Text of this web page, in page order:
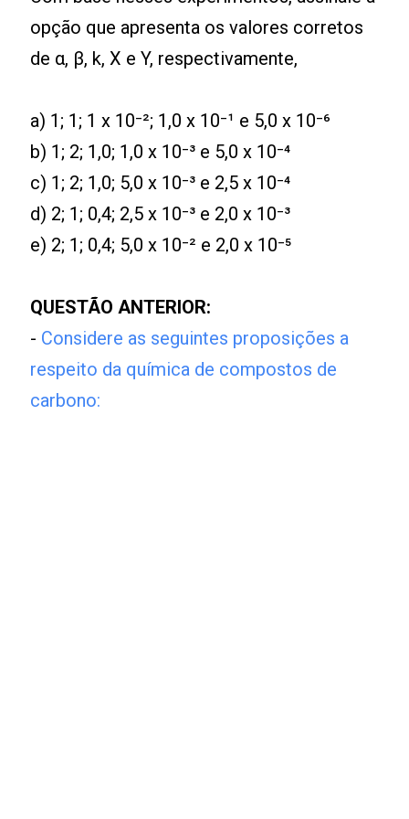
opção que apresenta os valores corretos
de α, β, k, X e Y, respectivamente,
a) 1; 1; 1 x 10⁻²; 1,0 x 10⁻¹ e 5,0 x 10⁻⁶
b) 1; 2; 1,0; 1,0 x 10⁻³ e 5,0 x 10⁻⁴
c) 1; 2; 1,0; 5,0 x 10⁻³ e 2,5 x 10⁻⁴
d) 2; 1; 0,4; 2,5 x 10⁻³ e 2,0 x 10⁻³
e) 2; 1; 0,4; 5,0 x 10⁻² e 2,0 x 10⁻⁵
QUESTÃO ANTERIOR:
- Considere as seguintes proposições a
respeito da química de compostos de
carbono: